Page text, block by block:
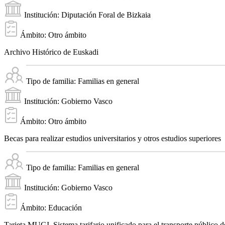
Institución: Diputación Foral de Bizkaia
Ámbito: Otro ámbito
Archivo Histórico de Euskadi
Tipo de familia: Familias en general
Institución: Gobierno Vasco
Ámbito: Otro ámbito
Becas para realizar estudios universitarios y otros estudios superiores
Tipo de familia: Familias en general
Institución: Gobierno Vasco
Ámbito: Educación